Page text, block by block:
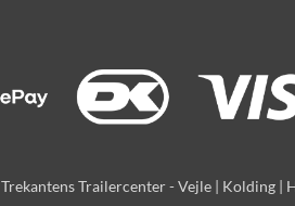
Trekantens Trailercenter - Vejle | Kolding |